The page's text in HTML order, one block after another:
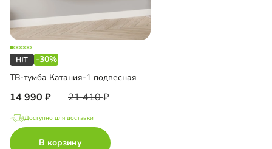
-30%
ТВ-тумба Катания-1 подвесная
14 990 21 410
Доступно для доставки
В корзину